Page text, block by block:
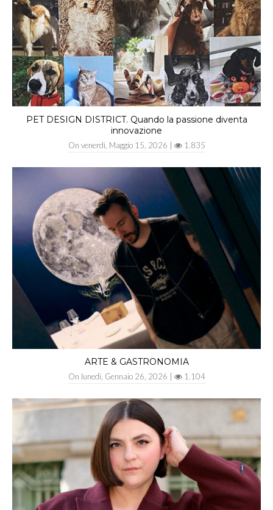
PET DESIGN DISTRICT. Quando la passione diventa
innovazione
On venerdì, Maggio 15, 2026 1.835
ARTE & GASTRONOMIA
On lunedì, Gennaio 26, 2026 1.104